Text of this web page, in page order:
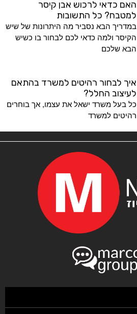
האם כדאי לרכוש אבן קיסר
למטבח? כל התשובות
במדריך הבא נסביר מה היתרונות של שיש
הקיסר ולמה כדאי לכם לבחור בו כשיש
הבא שלכם
איך לבחור רהיטים למשרד בהתאם
לעיצוב החלל?
כל בעל משרד ישאל את עצמו, אך בוחרים
רהיטים למשרד